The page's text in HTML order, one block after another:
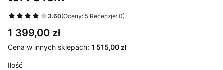
3.60(Oceny: 5 Recenzje: 0)
Cena
1 399,00 zł
Cena w innych sklepach: 1 515,00 zł
Ilość